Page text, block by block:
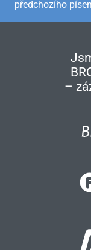
předchozího
–